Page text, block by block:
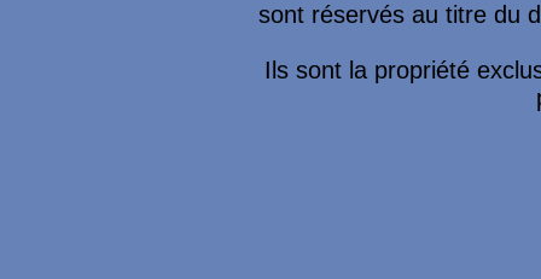
sont réservés au titre du
Ils sont la propriété